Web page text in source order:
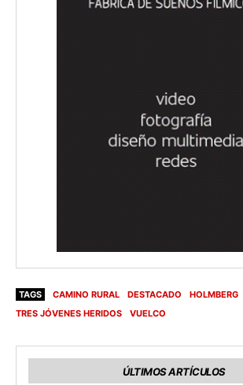
TAGS CAMINO RURAL DESTACADO
HOLMBERG
TRES JÓVENES HERIDOS
VUELCO
ÚLTIMOS ARTÍCULOS